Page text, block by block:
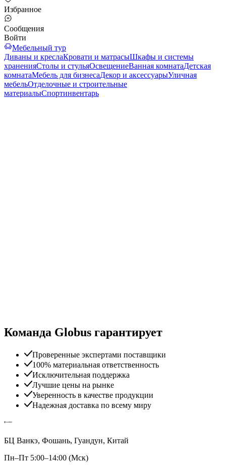
Избранное
Сообщения
Войти
Мебельный тур
Диваны и креслаКровати и матрасыШкафы и системы
храненияСтолы и стульяОсвещениеВанная комнатаДетская
комнатаМебель для бизнесаДекор и аксессуарыУличная
мебельОтделочные и строительные
материалыСпортинвентарь
Команда Globus гарантирует
Проверенные экспертами поставщики
100% материальная ответственность
Исключительная поддержка
Лучшие цены на рынке
Уверенность в качестве продукции
Надежная доставка по всему миру
БЦ Ванкэ, Фошань, Гуандун, Китай
Пн–Пт 5:00–14:00 (Мск)